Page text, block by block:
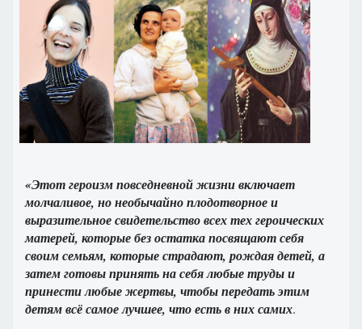
«Этот героизм повседневной жизни включает
молчаливое, но необычайно плодотворное и
выразительное свидетельство всех тех героических
матерей, которые без остатка посвящают себя
своим семьям, которые страдают, рождая детей, а
затем готовы принять на себя любые труды и
принести любые жертвы, чтобы передать этим
детям всё самое лучшее, что есть в них самих.